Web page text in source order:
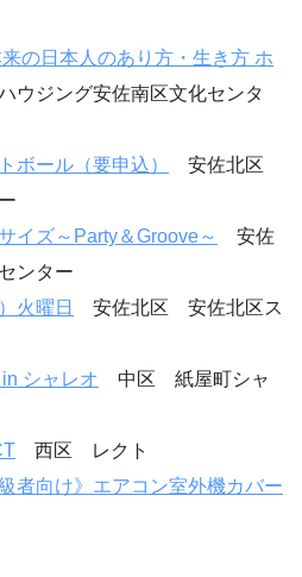
の日本人のあり方・生き方 ホ
ジング安佐南区文化センタ
ボール（要申込）
安佐北区
ー
イズ～Party＆Groove～
安佐
ンター
火曜日
安佐北区 安佐北区ス
シャレオ
中区 紙屋町シャ
西区 レクト
者向け》エアコン室外機カバー